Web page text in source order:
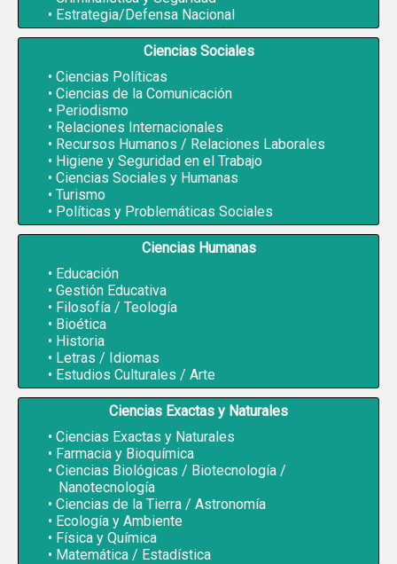
Estrategia/Defensa Nacional
Ciencias Sociales
Ciencias Políticas
Ciencias de la Comunicación
Periodismo
Relaciones Internacionales
Recursos Humanos / Relaciones Laborales
Higiene y Seguridad en el Trabajo
Ciencias Sociales y Humanas
Turismo
Políticas y Problemáticas Sociales
Ciencias Humanas
Educación
Gestión Educativa
Filosofía / Teología
Bioética
Historia
Letras / Idiomas
Estudios Culturales / Arte
Ciencias Exactas y Naturales
Ciencias Exactas y Naturales
Farmacia y Bioquímica
Ciencias Biológicas / Biotecnología /
Nanotecnología
Ciencias de la Tierra / Astronomía
Ecología y Ambiente
Física y Química
Matemática / Estadística